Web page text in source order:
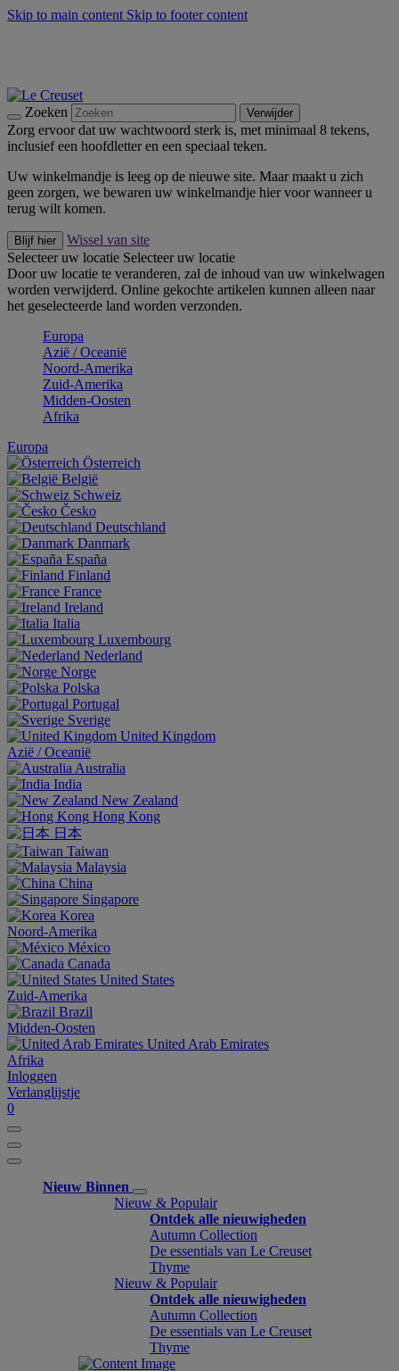
Skip to main content Skip to footer content
Zoeken Verwijder
Zorg ervoor dat uw wachtwoord sterk is, met minimaal 8 tekens,
inclusief een hoofdletter en een speciaal teken.
Uw winkelmandje is leeg op de nieuwe site. Maar maakt u zich
geen zorgen, we bewaren uw winkelmandje hier voor wanneer u
terug wilt komen.
Blijf hier
Wissel van site
Selecteer uw locatie Selecteer uw locatie
Door uw locatie te veranderen, zal de inhoud van uw winkelwagen
worden verwijderd. Online gekochte artikelen kunnen alleen naar
het geselecteerde land worden verzonden.
Europa
Aziё / Oceaniё
Noord-Amerika
Zuid-Amerika
Midden-Oosten
Afrika
Europa
Österreich
België
Schweiz
Česko
Deutschland
Danmark
España
Finland
France
Ireland
Italia
Luxembourg
Nederland
Norge
Polska
Portugal
Sverige
United Kingdom
Aziё / Oceaniё
Australia
India
New Zealand
Hong Kong
日本
Taiwan
Malaysia
China
Singapore
Korea
Noord-Amerika
México
Canada
United States
Zuid-Amerika
Brazil
Midden-Oosten
United Arab Emirates
Afrika
Inloggen
Verlanglijstje
0
Nieuw Binnen
Nieuw & Populair
Ontdek alle nieuwigheden
Autumn Collection
De essentials van Le Creuset
Thyme
Nieuw & Populair
Ontdek alle nieuwigheden
Autumn Collection
De essentials van Le Creuset
Thyme